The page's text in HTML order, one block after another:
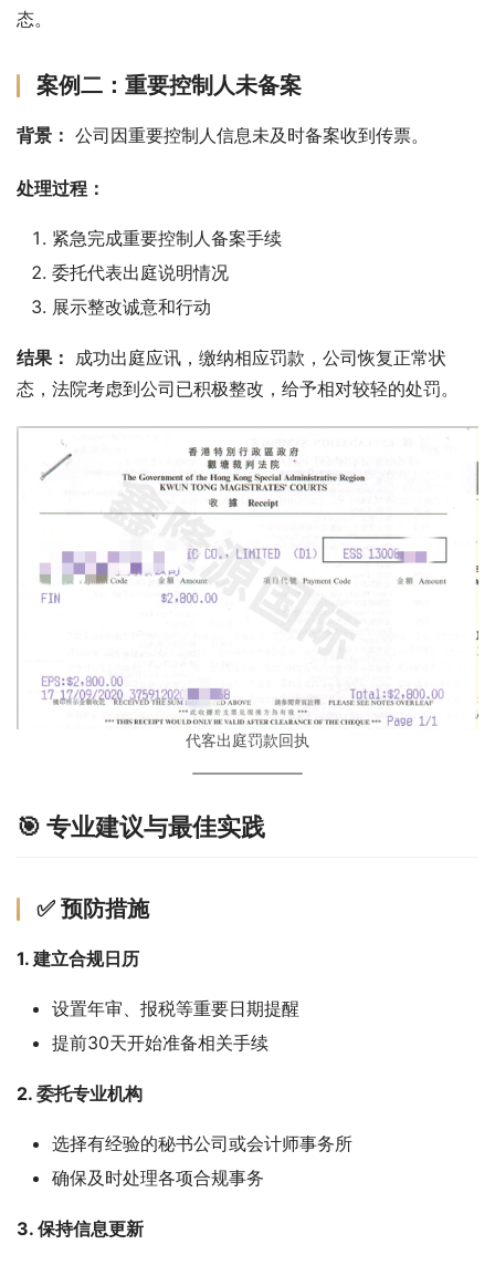
态。
案例二：重要控制人未备案
背景： 公司因重要控制人信息未及时备案收到传票。
处理过程：
紧急完成重要控制人备案手续
委托代表出庭说明情况
展示整改诚意和行动
结果：
成功出庭应讯，缴纳相应罚款，公司恢复正常状
态，法院考虑到公司已积极整改，给予相对较轻的处罚。
代客出庭罚款回执
🎯 专业建议与最佳实践
✅ 预防措施
1. 建立合规日历
设置年审、报税等重要日期提醒
提前30天开始准备相关手续
2. 委托专业机构
选择有经验的秘书公司或会计师事务所
确保及时处理各项合规事务
3. 保持信息更新